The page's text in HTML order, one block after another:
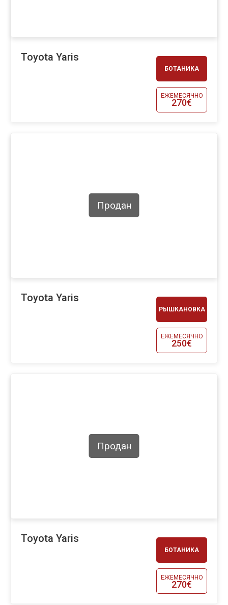
БОТАНИКА
ЕЖЕМЕСЯЧНО
270€
Toyota Yaris
РЫШКАНОВКА
ЕЖЕМЕСЯЧНО
250€
Продан
Toyota Yaris
БОТАНИКА
ЕЖЕМЕСЯЧНО
270€
Продан
Toyota Yaris